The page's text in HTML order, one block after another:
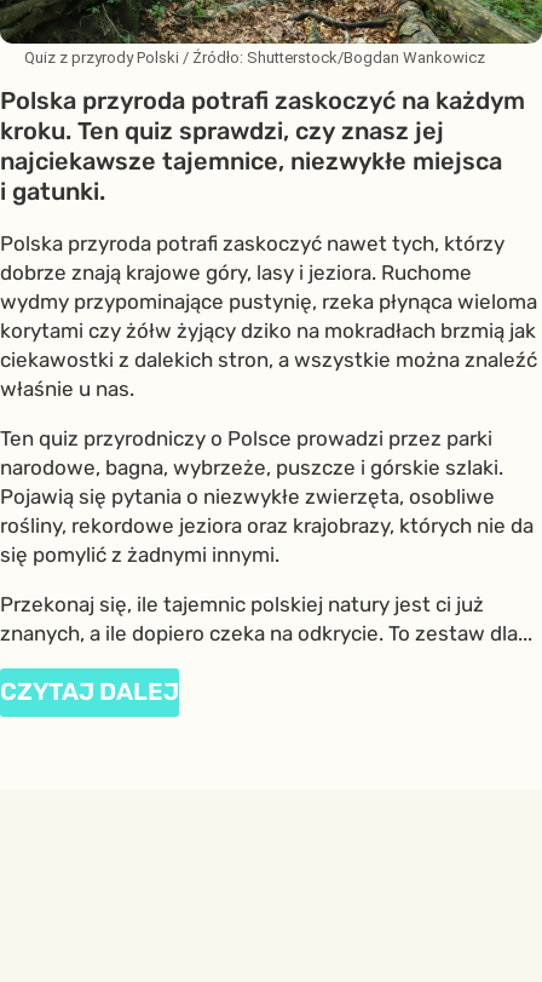
Quiz z przyrody Polski / Źródło: Shutterstock/Bogdan Wankowicz
Polska przyroda potrafi zaskoczyć na każdym
kroku. Ten quiz sprawdzi, czy znasz jej
najciekawsze tajemnice, niezwykłe miejsca
i gatunki.
Polska przyroda potrafi zaskoczyć nawet tych, którzy
dobrze znają krajowe góry, lasy i jeziora. Ruchome
wydmy przypominające pustynię, rzeka płynąca wieloma
korytami czy żółw żyjący dziko na mokradłach brzmią jak
ciekawostki z dalekich stron, a wszystkie można znaleźć
właśnie u nas.
Ten quiz przyrodniczy o Polsce prowadzi przez parki
narodowe, bagna, wybrzeże, puszcze i górskie szlaki.
Pojawią się pytania o niezwykłe zwierzęta, osobliwe
rośliny, rekordowe jeziora oraz krajobrazy, których nie da
się pomylić z żadnymi innymi.
Przekonaj się, ile tajemnic polskiej natury jest ci już
znanych, a ile dopiero czeka na odkrycie. To zestaw dla...
CZYTAJ DALEJ